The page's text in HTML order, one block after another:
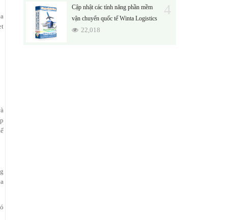
Cập nhật các tính năng phần mềm
vận chuyển quốc tế Winta Logistics
22,018
4